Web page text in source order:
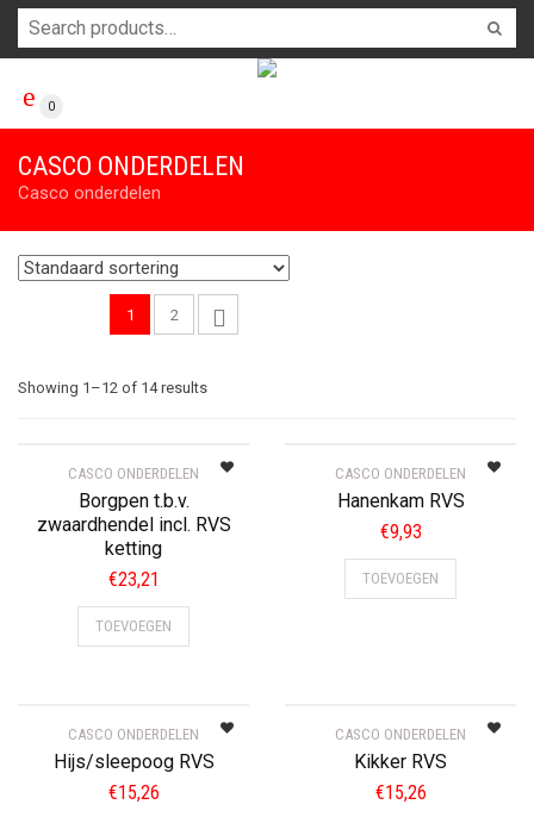
0
CASCO ONDERDELEN
Casco onderdelen
1 2
Showing 1–12 of 14 results
CASCO ONDERDELEN
Borgpen t.b.v.
zwaardhendel incl. RVS
ketting
€23,21
TOEVOEGEN
CASCO ONDERDELEN
Hanenkam RVS
€9,93
TOEVOEGEN
CASCO ONDERDELEN
Hijs/sleepoog RVS
€15,26
CASCO ONDERDELEN
Kikker RVS
€15,26